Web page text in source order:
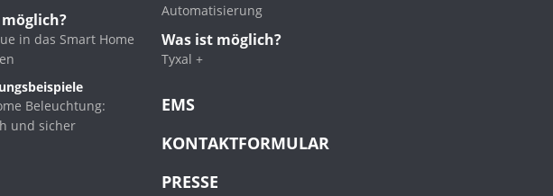
in das Smart Home
Beleuchtung:
und sicher
Automatisierung
Was ist möglich?
Tyxal +
EMS
KONTAKTFORMULAR
PRESSE